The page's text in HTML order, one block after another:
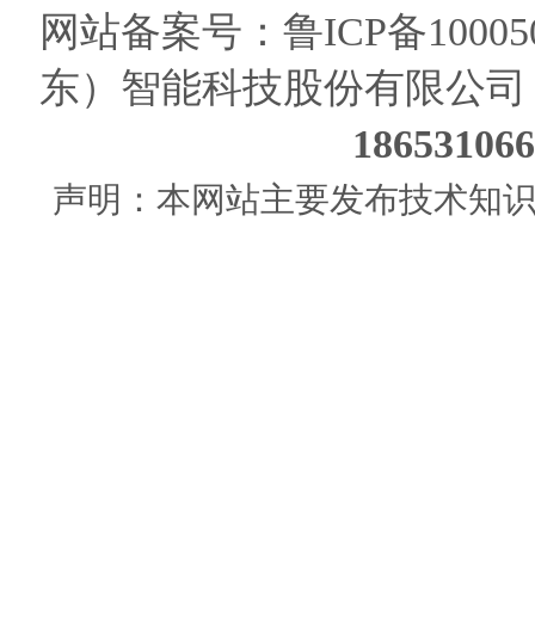
网站备案号： 鲁ICP备
东）智能科技股份有限公司
声明：本网站主要发布技术知